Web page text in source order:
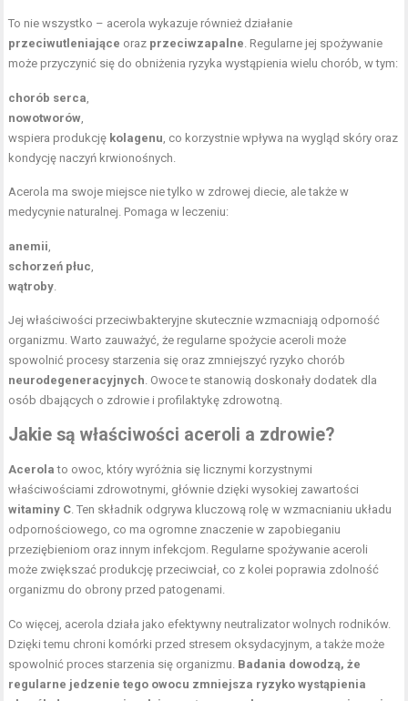
To nie wszystko – acerola wykazuje również działanie
przeciwutleniające oraz przeciwzapalne . Regularne jej spożywanie
może przyczynić się do obniżenia ryzyka wystąpienia wielu chorób, w tym:
chorób serca
nowotworów
wspiera produkcję kolagenu , co korzystnie wpływa na wygląd skóry oraz
kondycję naczyń krwionośnych.
Acerola ma swoje miejsce nie tylko w zdrowej diecie, ale także w
medycynie naturalnej. Pomaga w leczeniu:
anemii
schorzeń płuc
wątroby
Jej właściwości przeciwbakteryjne skutecznie wzmacniają odporność
organizmu. Warto zauważyć, że regularne spożycie aceroli może
spowolnić procesy starzenia się oraz zmniejszyć ryzyko chorób
neurodegeneracyjnych . Owoce te stanowią doskonały dodatek dla
osób dbających o zdrowie i profilaktykę zdrowotną.
Jakie są właściwości aceroli a zdrowie?
Acerola to owoc, który wyróżnia się licznymi korzystnymi
właściwościami zdrowotnymi, głównie dzięki wysokiej zawartości
witaminy C . Ten składnik odgrywa kluczową rolę w wzmacnianiu układu
odpornościowego, co ma ogromne znaczenie w zapobieganiu
przeziębieniom oraz innym infekcjom. Regularne spożywanie aceroli
może zwiększać produkcję przeciwciał, co z kolei poprawia zdolność
organizmu do obrony przed patogenami.
Co więcej, acerola działa jako efektywny neutralizator wolnych rodników.
Dzięki temu chroni komórki przed stresem oksydacyjnym, a także może
spowolnić proces starzenia się organizmu. Badania dowodzą, że
regularne jedzenie tego owocu zmniejsza ryzyko wystąpienia